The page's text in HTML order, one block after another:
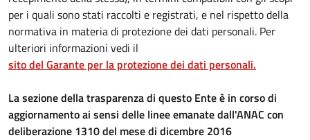
per i quali sono stati raccolti e registrati, e nel rispetto della
normativa in materia di protezione dei dati personali. Per
ulteriori informazioni vedi il
sito del Garante per la protezione dei dati personali.
La sezione della trasparenza di questo Ente è in corso di
aggiornamento ai sensi delle linee emanate dall'ANAC con
deliberazione 1310 del mese di dicembre 2016